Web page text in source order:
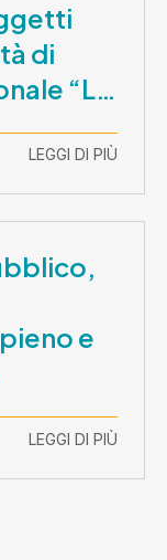
di
“La
2026”
LEGGI DI PIÙ
e
scritta e
LEGGI DI PIÙ